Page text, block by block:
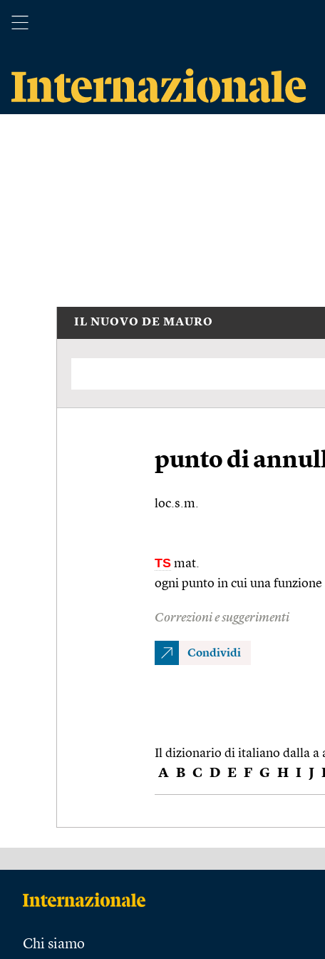
IL NUOVO DE MAURO
punto di
loc.s.m.
TS mat.
ogni punto in cui una
Correzioni e suggerimenti
Condividi
Il dizionario di italiano dalla a
A B C D E F G H I J
Chi siamo